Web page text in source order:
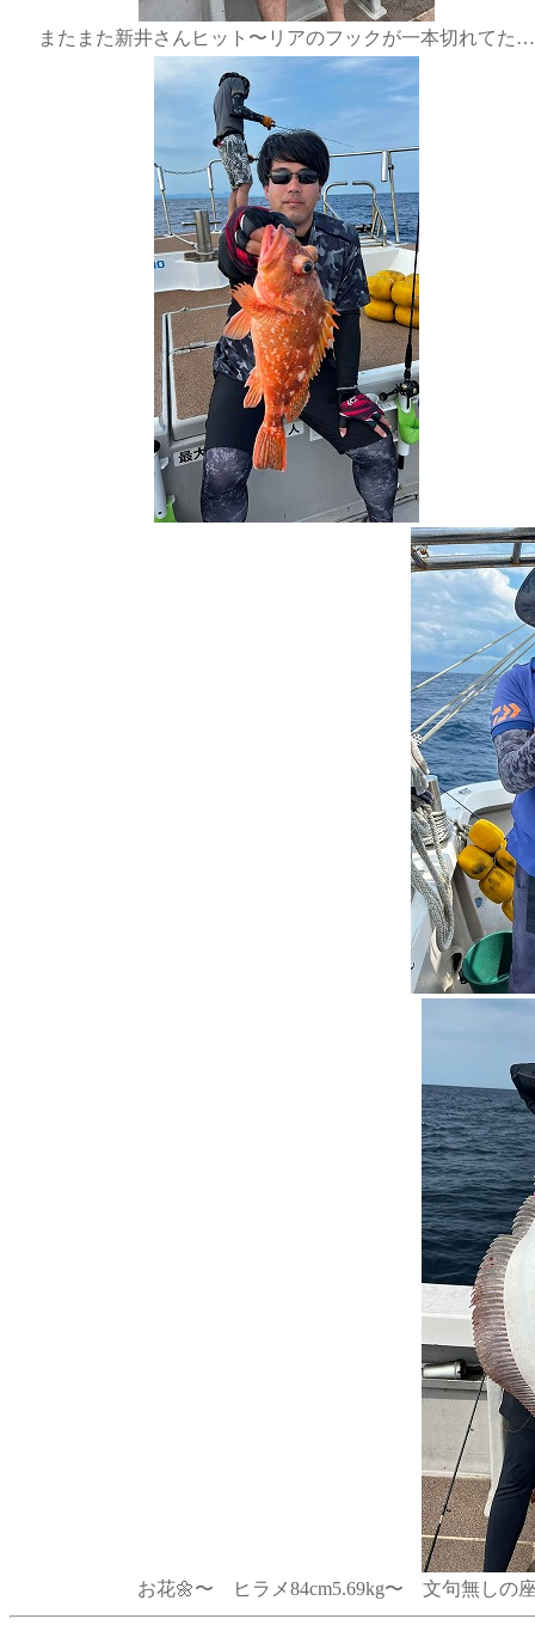
またまた新井さんヒット〜リアのフックが一本切れてた…
お花🌼〜 ヒラメ84cm5.69kg〜 文句無しの